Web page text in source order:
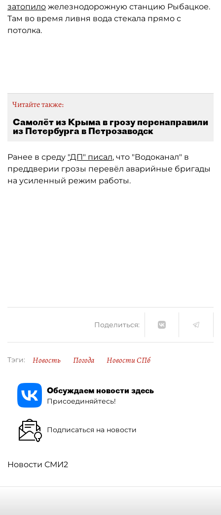
затопило железнодорожную станцию Рыбацкое.
Там во время ливня вода стекала прямо с
потолка.
Читайте также:
Самолёт из Крыма в грозу перенаправили
из Петербурга в Петрозаводск
Ранее в среду "ДП" писал, что "Водоканал" в
преддверии грозы перевёл аварийные бригады
на усиленный режим работы.
Поделиться:
Тэги: Новость Погода Новости СПб
Обсуждаем новости здесь
Присоединяйтесь!
Подписаться на новости
Новости СМИ2